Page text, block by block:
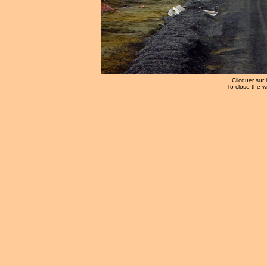
Clicquer sur
To close the